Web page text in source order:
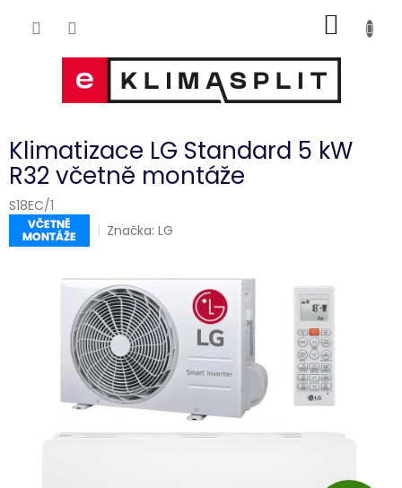
KOŠÍK
Klimatizace LG Standard 5 kW
R32 včetně montáže
S18EC/1
Značka:LG